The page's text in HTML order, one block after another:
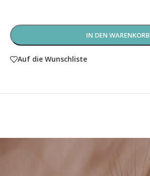
IN DEN WARENKORB
Auf die Wunschliste